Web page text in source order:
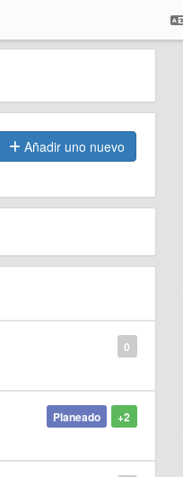
Añadir uno nuevo
0
+2
Planeado